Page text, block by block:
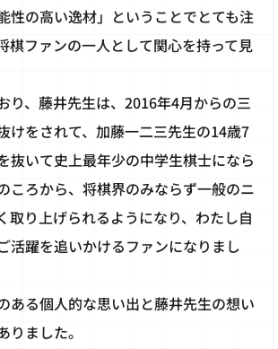
性の高い逸材」ということでとても注
棋ファンの一人として関心を持って見
り、藤井先生は、2016年4月からの三
けをされて、加藤一二三先生の14歳7
抜いて史上最年少の中学生棋士になら
ころから、将棋界のみならず一般のニ
取り上げられるようになり、わたし自
活躍を追いかけるファンになりまし
ある個人的な思い出と藤井先生の想い
りました。